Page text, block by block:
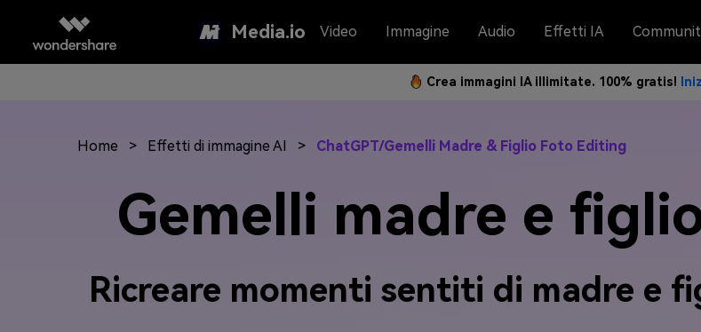
Media.io Video Immagine Audio Effetti IA
Crea immagini IA illimitate. 100% gratis!
Home > Effetti di immagine AI > ChatGPT/Gemelli Madre & Figlio Foto Editing
Gemelli madre e
Ricreare momenti sentiti di madre e